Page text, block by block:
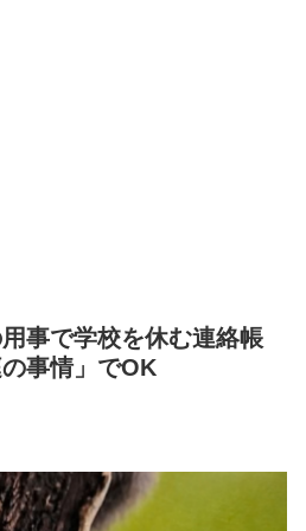
用事で学校を休む連絡帳
事情」でOK